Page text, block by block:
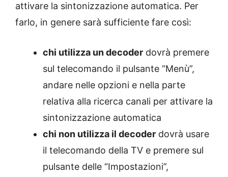
attivare la sintonizzazione automatica. Per
farlo, in genere sarà sufficiente fare così:
chi utilizza un decoder dovrà premere
sul telecomando il pulsante “Menù”,
andare nelle opzioni e nella parte
relativa alla ricerca canali per attivare la
sintonizzazione automatica
chi non utilizza il decoder dovrà usare
il telecomando della TV e premere sul
pulsante delle “Impostazioni”,